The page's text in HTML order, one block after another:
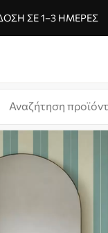
ΣΕ 1–3 ΗΜΈΡΕΣ